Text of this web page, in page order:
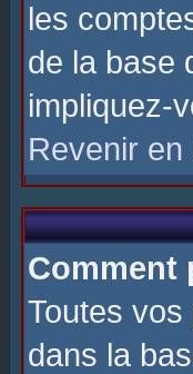
les
de la base
impliquez-
Revenir
Toutes
dans la